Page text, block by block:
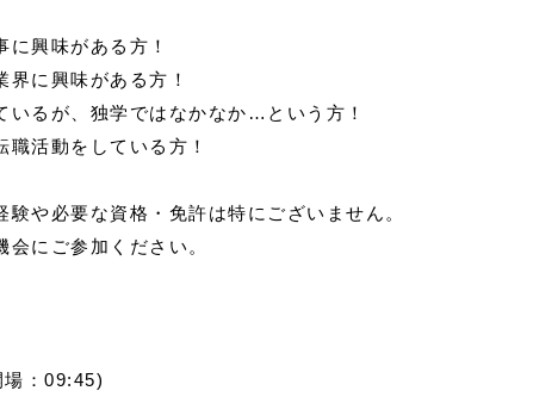
に興味がある方！
界に興味がある方！
いるが、独学ではなかなか…という方！
職活動をしている方！
や必要な資格・免許は特にございません。
にご参加ください。
：09:45)